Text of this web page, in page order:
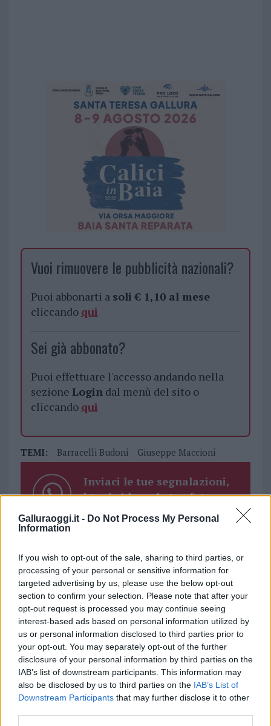
Galluraoggi.it - Do Not Process My Personal
Information
If you wish to opt-out of the sale, sharing to third parties, or
processing of your personal or sensitive information for
targeted advertising by us, please use the below opt-out
section to confirm your selection. Please note that after your
opt-out request is processed you may continue seeing
interest-based ads based on personal information utilized by
us or personal information disclosed to third parties prior to
your opt-out. You may separately opt-out of the further
disclosure of your personal information by third parties on the
IAB’s list of downstream participants. This information may
also be disclosed by us to third parties on the IAB’s List of
Downstream Participants that may further disclose it to other
Vuoi rimuovere le pubblicità nazionali?
Puoi abbonarti a soli € 1,10 al mese
cliccando qui
Sei già abbonato?
Puoi effettuare l'accesso andando nella
sezione Logindal menù del sito o
cliccando qui
TEMI: Barracelli Budoni Giuseppe Maccioni
Inviaci le tue segnalazioni,
i tuoi video e le tue foto
Su WhatsApp al numero +39
Notizie in tempo reale?
Entra nel canale telegram di
GalluraOggi.it
Ricevi le nostre ultime news